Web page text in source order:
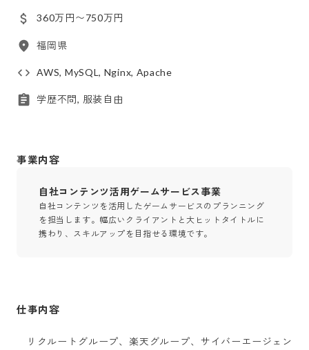
360万円〜750万円
福岡県
AWS, MySQL, Nginx, Apache
学歴不問, 服装自由
事業内容
自社コンテンツ活用ゲームサービス事業
自社コンテンツを活用したゲームサービスのプランニング
を担当します。幅広いクライアントと大ヒットタイトルに
携わり、スキルアップを目指せる環境です。
仕事内容
リクルートグループ、楽天グループ、サイバーエージェン